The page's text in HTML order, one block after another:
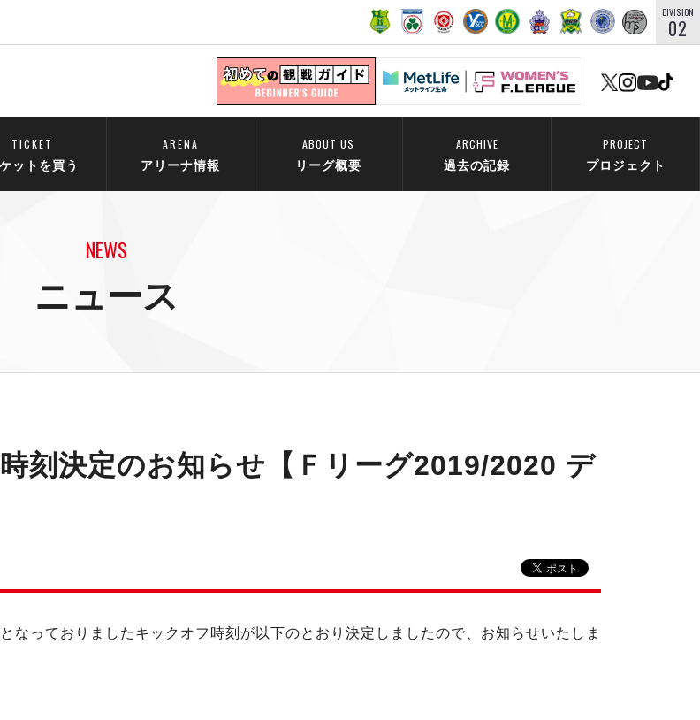
DIVISION
02
TICKET
ットを買う
ARENA
アリーナ情報
ABOUT US
リーグ概要
ARCHIVE
過去の記録
PROJECT
プロジェクト
NEWS
ニュース
刻決定のお知らせ【Ｆリーグ2019/2020 デ
なっておりましたキックオフ時刻が以下のとおり決定しましたので、お知らせいたしま